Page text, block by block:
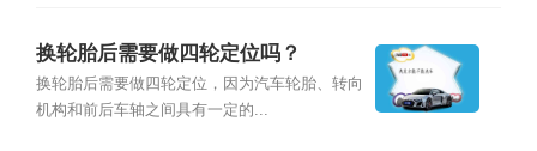
换轮胎后需要做四轮定位吗？
换轮胎后需要做四轮定位，因为汽车轮胎、转向
机构和前后车轴之间具有一定的...